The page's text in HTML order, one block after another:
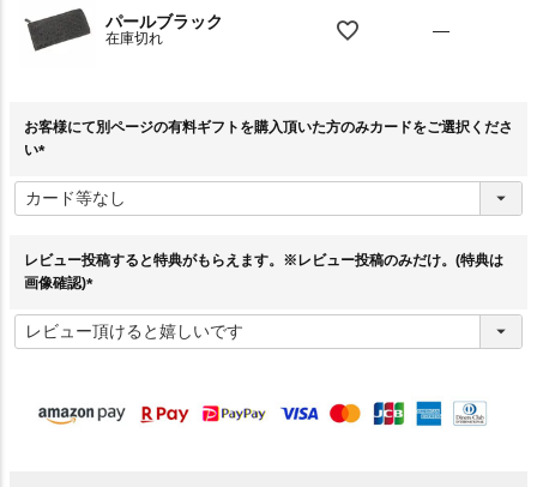
パールブラック
在庫切れ —
お客様にて別ページの有料ギフトを購入頂いた方のみカードをご選択くださ
い
必
須
レビュー投稿すると特典がもらえます。※レビュー投稿のみだけ。(特典は
画像確認)
必
須